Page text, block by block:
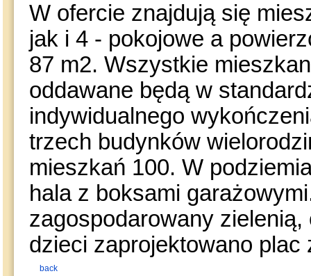
W ofercie znajdują się
jak i 4 - pokojowe a
87 m2. Wszystkie
oddawane będą w
indywidualnego
trzech budynków
mieszkań 100. W
hala z boksami
zagospodarowany
dzieci zaprojektowano plac
back